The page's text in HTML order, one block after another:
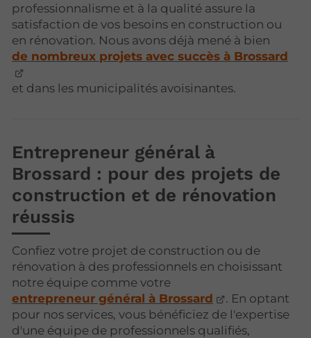
professionnalisme et à la qualité assure la
satisfaction de vos besoins en construction ou
en rénovation. Nous avons déjà mené à bien
de nombreux projets avec succès à Brossard
et dans les municipalités avoisinantes.
Entrepreneur général à
Brossard : pour des projets de
construction et de rénovation
réussis
Confiez votre projet de construction ou de
rénovation à des professionnels en choisissant
notre équipe comme votre
entrepreneur général à Brossard
. En optant
pour nos services, vous bénéficiez de l'expertise
d'une équipe de professionnels qualifiés,